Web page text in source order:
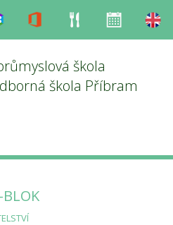
Bakaláři Office Strava
škola
škola Příbram